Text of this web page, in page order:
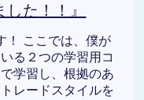
た！！』
！ ここでは、僕が
る２つの学習用コ
学習し、根拠のあ
レードスタイルを